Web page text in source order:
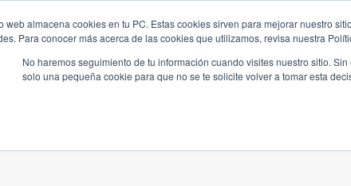
web almacena cookies en tu PC. Estas cookies sirven para mejorar nuestro
Para conocer más acerca de las cookies que utilizamos, revisa nuestra
No haremos seguimiento de tu información cuando visites nuestro sitio.
solo una pequeña cookie para que no se te solicite volver a tomar esta